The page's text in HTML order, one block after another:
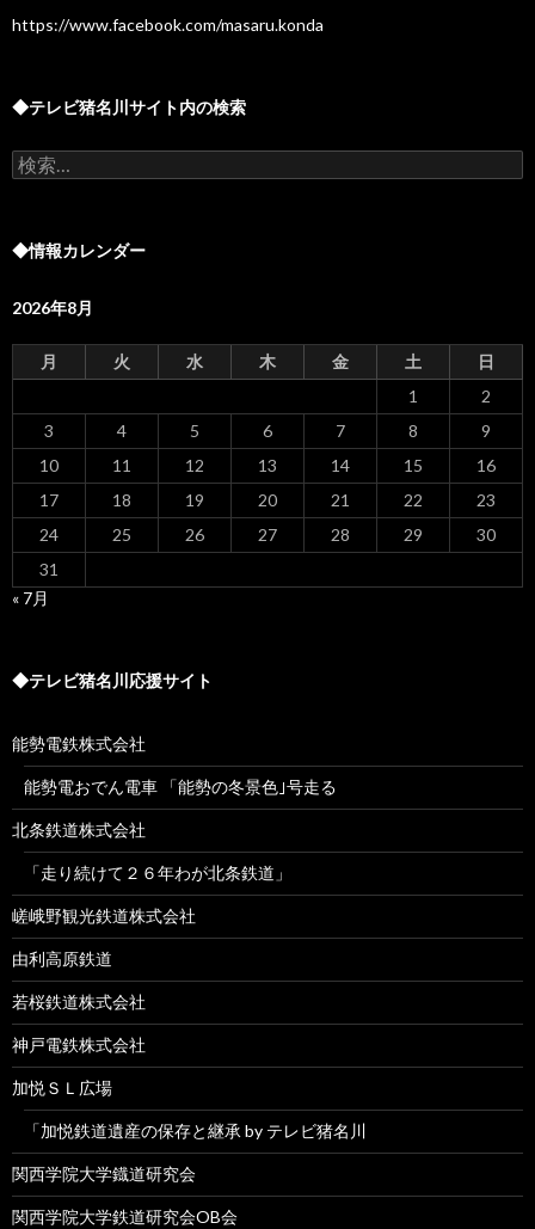
https://www.facebook.com/masaru.konda
◆テレビ猪名川サイト内の検索
検
索:
◆情報カレンダー
2026年8月
月 火 水 木 金 土
日
1
2
3
4 5 6 7 8
9
10
11 12 13 14 15
16
17
18 19 20 21 22
23
24
25 26 27 28 29
30
31
« 7月
◆テレビ猪名川応援サイト
能勢電鉄株式会社
能勢電おでん電車 「能勢の冬景色｣号走る
北条鉄道株式会社
「走り続けて２６年わが北条鉄道」
嵯峨野観光鉄道株式会社
由利高原鉄道
若桜鉄道株式会社
神戸電鉄株式会社
加悦ＳＬ広場
「加悦鉄道遺産の保存と継承 by テレビ猪名川
関西学院大学鐡道研究会
関西学院大学鉄道研究会OB会